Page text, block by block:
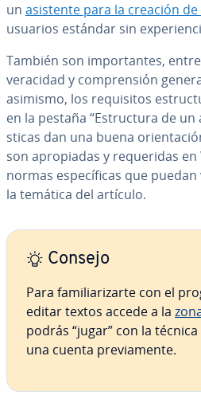
un asistente para la creación
usuarios estándar sin
También son im­po­r­ta­n­tes,
veracidad y co­m­pre­n­sión
asimismo, los re­qui­si­tos
en la pestaña “Es­tru­c­tu­ra de
s­ti­cas dan una buena
son apro­pia­das y re­que­ri­das en
normas es­pe­cí­fi­cas que
la temática del artículo.
Consejo
Para fa­mi­lia­ri­zar­te con el
editar textos accede a la
podrás “jugar” con la
una cuenta pre­via­me­n­te.